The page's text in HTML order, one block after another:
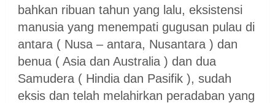
bahkan ribuan tahun yang lalu, eksistensi
manusia yang menempati gugusan pulau di
antara ( Nusa – antara, Nusantara ) dan
benua ( Asia dan Australia ) dan dua
Samudera ( Hindia dan Pasifik ), sudah
eksis dan telah melahirkan peradaban yang